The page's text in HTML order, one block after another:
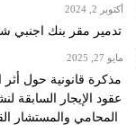
أكتوبر 2, 2024
تدمير مقر بنك اجنبي
مايو 27, 2025
مذكرة قانونية حول
عقود الإيجار السابقة
المحامي والمستشار